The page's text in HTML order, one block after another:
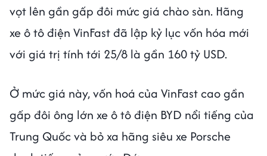
vọt lên gần gấp đôi mức giá chào sàn. Hãng
xe ô tô điện VinFast đã lập kỷ lục vốn hóa mới
với giá trị tính tới 25/8 là gần 160 tỷ USD.
Ở mức giá này, vốn hoá của VinFast cao gần
gấp đôi ông lớn xe ô tô điện BYD nổi tiếng của
Trung Quốc và bỏ xa hãng siêu xe Porsche